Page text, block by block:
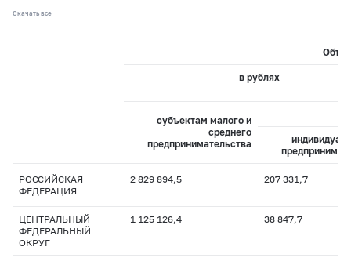
Скачать все
в рублях
субъектам малого и
среднего
предпринимательства
РОССИЙСКАЯ
ФЕДЕРАЦИЯ
2 829 894,5 207 331,7
ЦЕНТРАЛЬНЫЙ
ФЕДЕРАЛЬНЫЙ
ОКРУГ
1 125 126,4 38 847,7